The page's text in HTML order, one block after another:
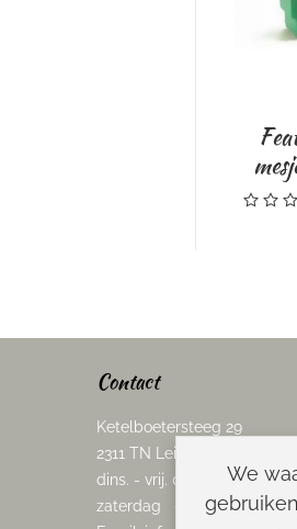
Feather
mesjes voor
0
Contact
Ketelboetersteeg 29
2311 TN Leiden
dins. - vrij. 08.00 - 17.00 uur
zaterdag 08.00 - 13.00 uur
We